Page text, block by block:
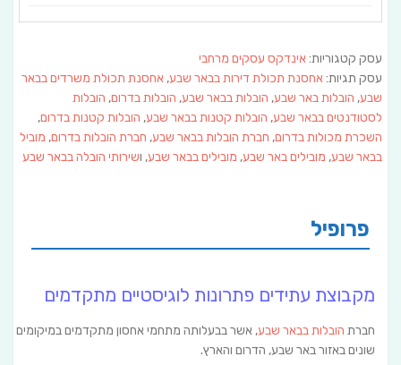
עסק קטגוריות:אינדקס עסקים מרחבי
עסק תגיות:אחסנת תכולת דירות בבאר שבע, אחסנת תכולת משרדים בבאר
שבע, הובלות באר שבע, הובלות בבאר שבע, הובלות בדרום, הובלות
לסטודנטים בבאר שבע, הובלות קטנות בבאר שבע, הובלות קטנות בדרום,
השכרת מכולות בדרום, חברת הובלות בבאר שבע, חברת הובלות בדרום, מוביל
בבאר שבע, מובילים באר שבע, מובילים בבאר שבע, ושירותי הובלה בבאר שבע
פרופיל
מקבוצת עתידים פתרונות לוגיסטיים מתקדמים
חברת הובלות בבאר שבע, אשר בבעלותה מתחמי אחסון מתקדמים במיקומים
שונים באזור באר שבע, הדרום והארץ.